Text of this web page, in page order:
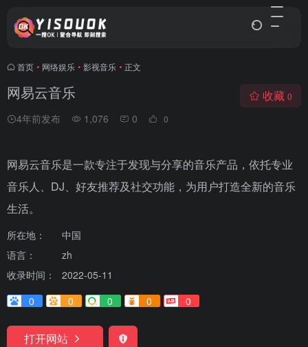
首页 • 网络娱乐 • 影视音乐 • 正文
网易云音乐
4年前发布 1,076 0 0
收藏 0
网易云音乐是一款专注于发现与分享的音乐产品，依托专业
音乐人、DJ、好友推荐及社交功能，为用户打造全新的音乐
生活。
所在地：
中国
语言：
zh
收录时间：
2022-05-11
0
0 0 0 0
打开网站